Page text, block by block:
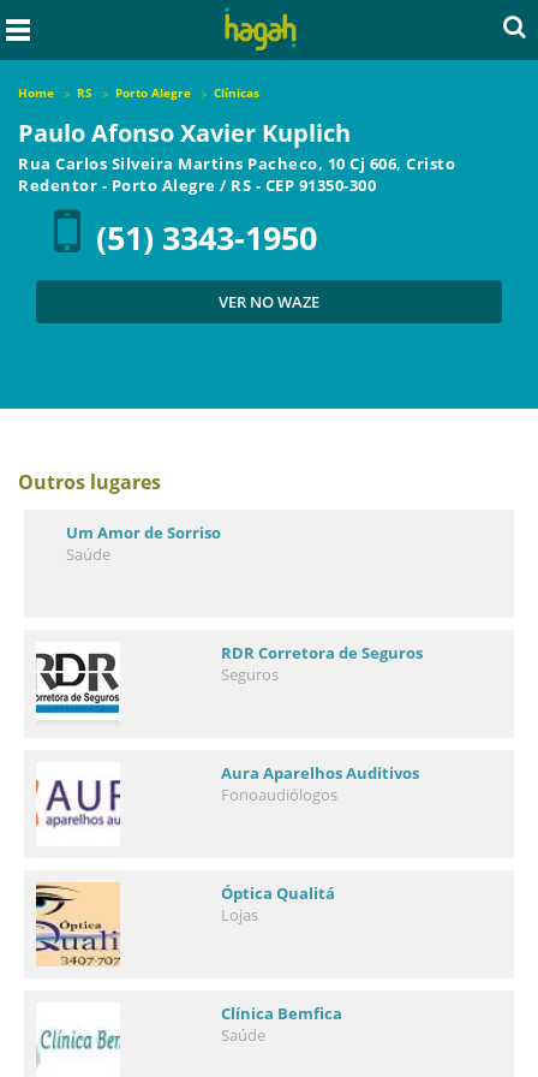
Home RS Porto Alegre Clínicas
Paulo Afonso Xavier Kuplich
Rua Carlos Silveira Martins Pacheco, 10 Cj 606, Cristo
Redentor - Porto Alegre / RS - CEP 91350-300
(51) 3343-1950
VER NO WAZE
Outros lugares
Um Amor de Sorriso
Saúde
RDR Corretora de Seguros
Seguros
Aura Aparelhos Auditivos
Fonoaudiólogos
Óptica Qualitá
Lojas
Clínica Bemfica
Saúde